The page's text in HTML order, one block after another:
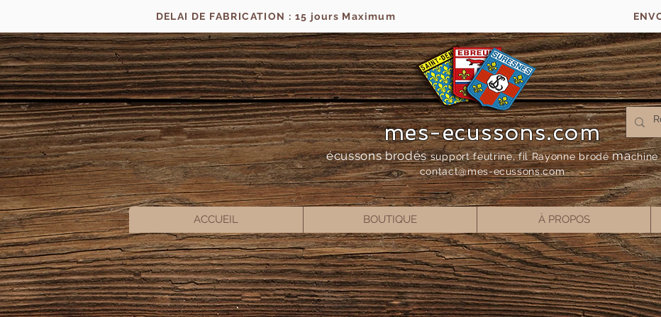
DELAI DE FABRICATION : 15 jours Maximum
mes-ecussons.com
écussons brodés support feutrine, fil Rayonne brodémachine
contact@mes-ecussons.com
ACCUEIL BOUTIQUE À PROPOS